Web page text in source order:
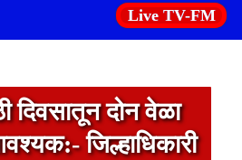
Live TV-FM
दिवसातून दोन वेळा
जिल्हाधिकारी